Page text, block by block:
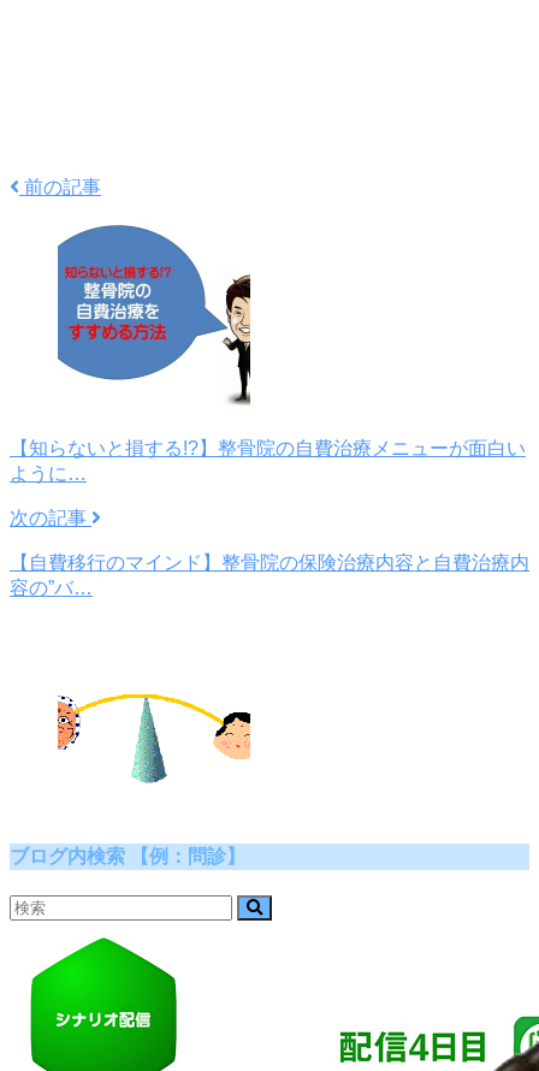
前の記事
【知らないと損する!?】整骨院の自費治療メニューが面白い
ように…
次の記事
【自費移行のマインド】整骨院の保険治療内容と自費治療内
容の”バ…
ブログ内検索 【例：問診】